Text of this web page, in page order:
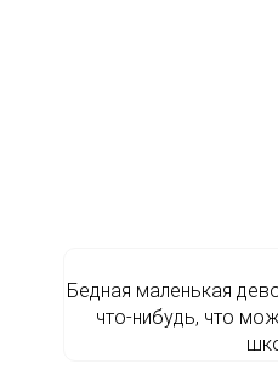
Бедная маленькая
что-нибудь, что